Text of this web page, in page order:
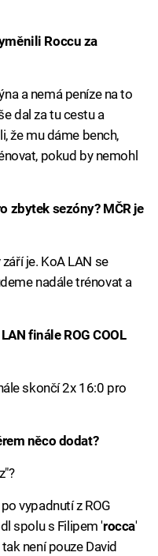
Roccu za
a nemá peníze na to
dal za tu cestu a
že mu dáme bench,
pokud by nemohl
zbytek sezóny? MČR je
je. KoA LAN se
nadále trénovat a
finále ROG COOL
skončí 2x 16:0 pro
něco dodat?
vypadnutí z ROG
spolu s Filipem 'rocca'
není pouze David